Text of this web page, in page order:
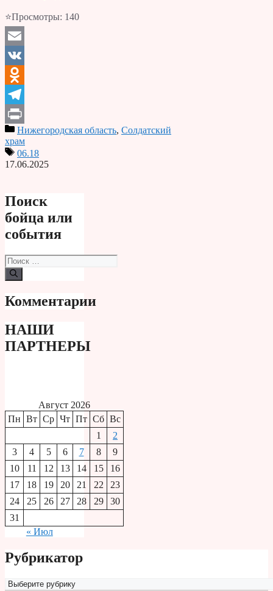
⭐Просмотры: 140
Email
VK
Odnoklassniki
Telegram
PrintНижегородская область, Солдатский
храм
06.18
17.06.2025
Поиск
бойца или
события
Поиск:
Комментарии
НАШИ
ПАРТНЕРЫ
Август 2026
Пн Вт Ср Чт Пт Сб Вс
1
2
3
4 5 6 7 8
9
10
11 12 13 14 15
16
17
18 19 20 21 22
23
24
25 26 27 28 29
30
31
« Июл
Рубрикатор
Рубрикатор